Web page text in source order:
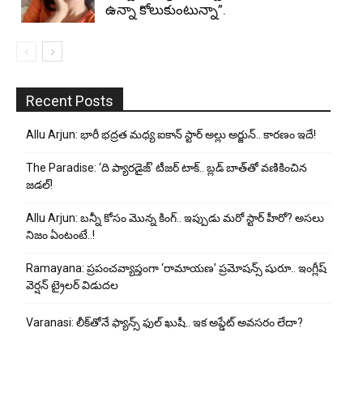
ఉన్నా కోలుకుంటున్నా”.
Recent Posts
Allu Arjun: భారీ భద్రత మధ్య ఐకాన్ స్టార్ అల్లు అర్జున్.. కారణం ఇదే!
The Paradise: ‘ది ప్యారడైజ్’ టీజర్ టాక్.. బ్లడ్ బాత్‌తో వణికించిన
జడల్!
Allu Arjun: బన్నీ కోసం మొన్న కింగ్.. ఇప్పుడు మరో స్టార్ హీరో? అసలు
నిజం ఏంటంటే..!
Ramayana: ప్రపంచవ్యాప్తంగా ‘రామాయణ’ ప్రమోషన్స్ షురూ.. ఇంగ్లీష్
వెర్షన్ ట్రైలర్ విడుదల
Varanasi: లీక్‌తోనే ఫ్యాన్స్ ఫుల్ ఖుషీ.. ఇక అప్డేట్ అవసరం లేదా?